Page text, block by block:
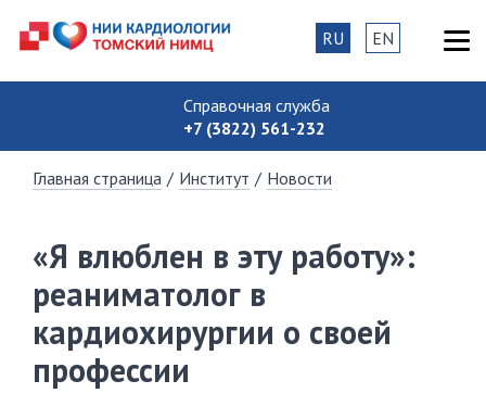
Справочная служба
+7 (3822) 561-232
RU EN
Главная страница / Институт / Новости
«Я влюблен в эту работу»:
реаниматолог в
кардиохирургии о своей
профессии